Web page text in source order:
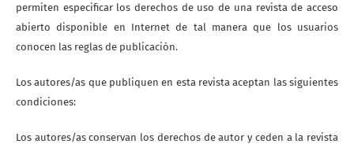
permiten especificar los derechos de uso de una revista de acceso
abierto disponible en Internet de tal manera que los usuarios
conocen las reglas de publicación.
Los autores/as que publiquen en esta revista aceptan las siguientes
condiciones:
Los autores/as conservan los derechos de autor y ceden a la revista